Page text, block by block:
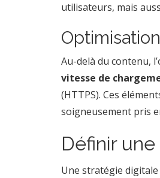
utilisateurs, mais
Au-delà du contenu,
vitesse de
(HTTPS). Ces
soigneusement pris
Définir
Une stratégie